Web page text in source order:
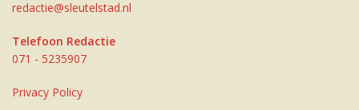
redactie@sleutelstad.nl
Telefoon Redactie
071 - 5235907
Privacy Policy